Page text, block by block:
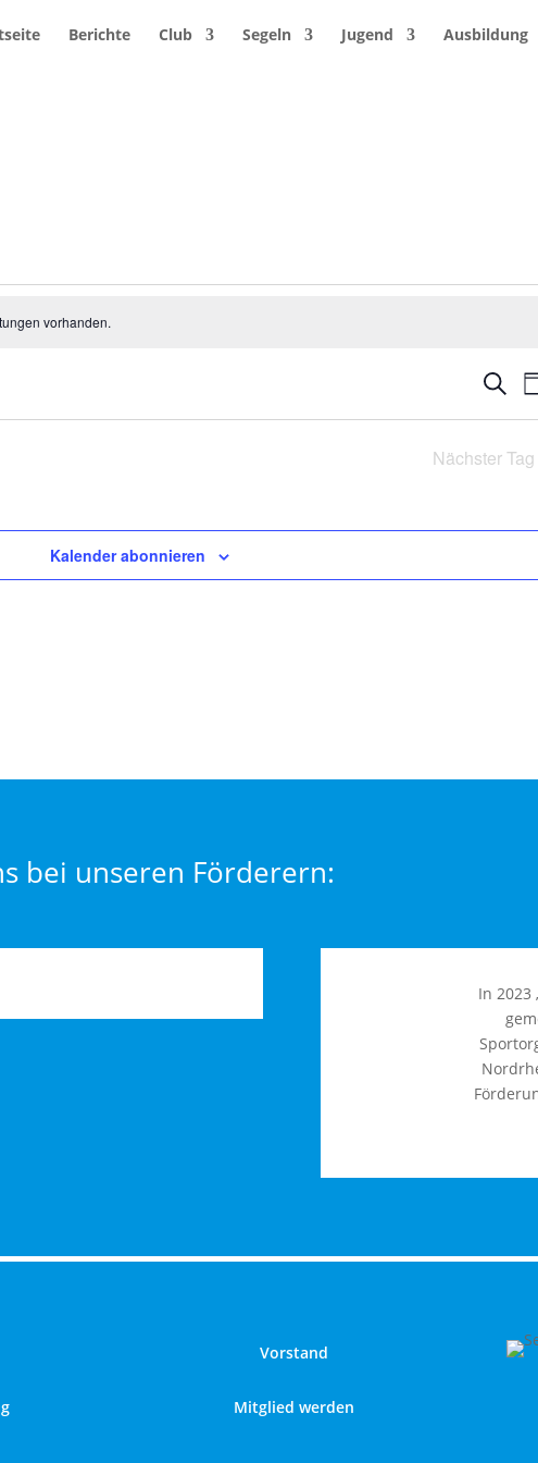
Berichte Club Segeln Jugend Ausbildung
vorhanden.
Suche
Nächster Tag
Kalender abonnieren
bei unseren Förderern:
In 2023
Vorstand
Mitglied werden